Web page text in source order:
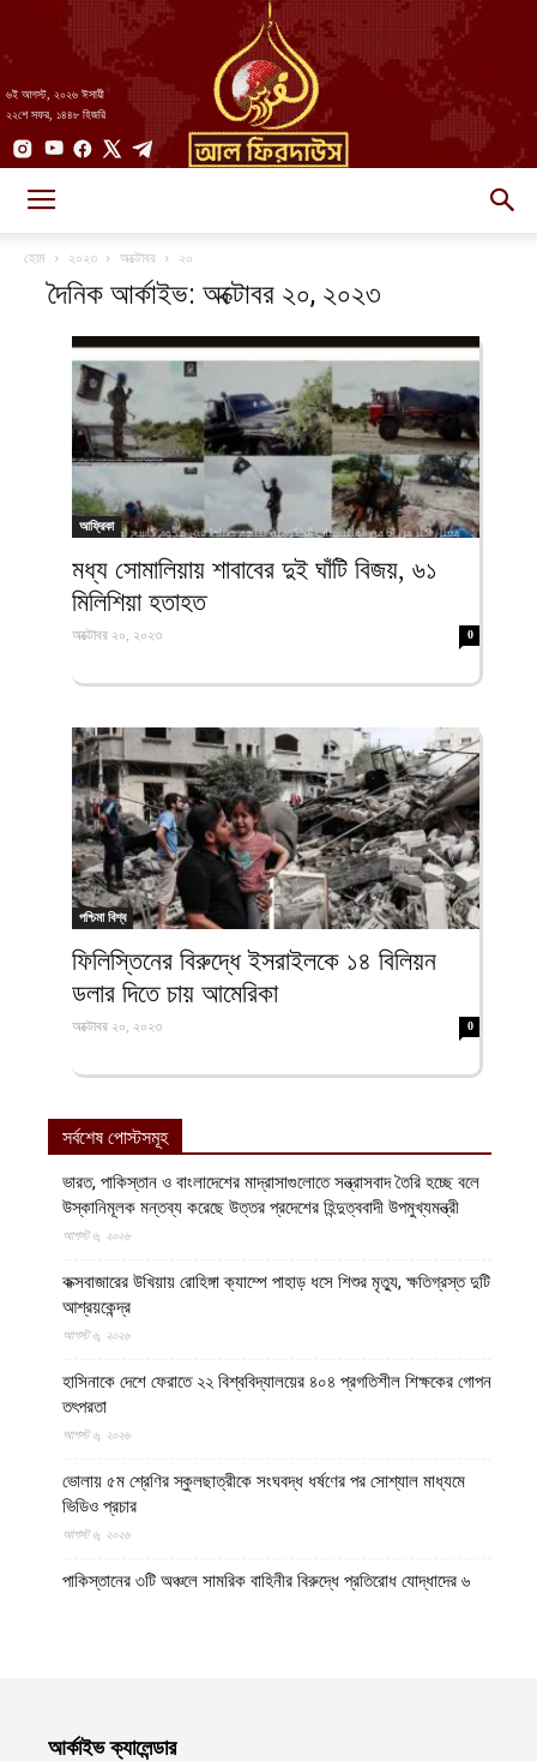
৬ই আগস্ট, ২০২৬ ঈসায়ী
২২শে সফর, ১৪৪৮ হিজরি
আল-
ফিরদাউস
হোম ২০২৩ অক্টোবর ২০
দৈনিক আর্কাইভ: অক্টোবর ২০, ২০২৩
আফ্রিকা
মধ্য সোমালিয়ায় শাবাবের দুই ঘাঁটি বিজয়, ৬১
মিলিশিয়া হতাহত
অক্টোবর ২০, ২০২৩ 0
পশ্চিমা বিশ্ব
ফিলিস্তিনের বিরুদ্ধে ইসরাইলকে ১৪ বিলিয়ন
ডলার দিতে চায় আমেরিকা
অক্টোবর ২০, ২০২৩ 0
সর্বশেষ পোস্টসমূহ
ভারত, পাকিস্তান ও বাংলাদেশের মাদ্রাসাগুলোতে সন্ত্রাসবাদ তৈরি হচ্ছে বলে
উস্কানিমূলক মন্তব্য করেছে উত্তর প্রদেশের হিন্দুত্ববাদী উপমুখ্যমন্ত্রী
আগস্ট ৬, ২০২৬
কক্সবাজারের উখিয়ায় রোহিঙ্গা ক্যাম্পে পাহাড় ধসে শিশুর মৃত্যু, ক্ষতিগ্রস্ত দুটি
আশ্রয়কেন্দ্র
আগস্ট ৬, ২০২৬
হাসিনাকে দেশে ফেরাতে ২২ বিশ্ববিদ্যালয়ের ৪০৪ প্রগতিশীল শিক্ষকের গোপন
তৎপরতা
আগস্ট ৬, ২০২৬
ভোলায় ৫ম শ্রেণির স্কুলছাত্রীকে সংঘবদ্ধ ধর্ষণের পর সোশ্যাল মাধ্যমে
ভিডিও প্রচার
আগস্ট ৬, ২০২৬
পাকিস্তানের ৩টি অঞ্চলে সামরিক বাহিনীর বিরুদ্ধে প্রতিরোধ যোদ্ধাদের ৬
আগস্ট ৬, ২০২৬
আর্কাইভ ক্যালেন্ডার